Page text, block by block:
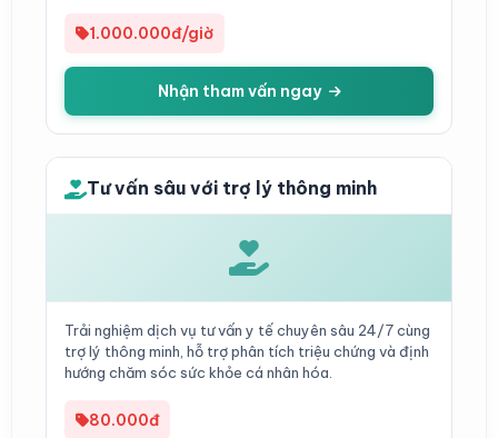
1.000.000đ/giờ
Nhận tham vấn ngay
Tư vấn sâu với trợ lý thông minh
Trải nghiệm dịch vụ tư vấn y tế chuyên sâu 24/7 cùng
trợ lý thông minh, hỗ trợ phân tích triệu chứng và định
hướng chăm sóc sức khỏe cá nhân hóa.
80.000đ